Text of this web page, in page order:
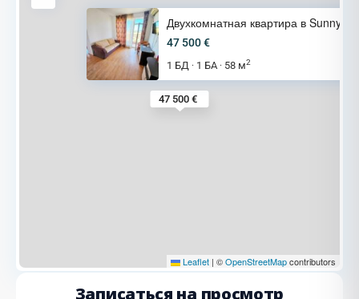
47 500 €
Двухкомнатная квартира в Sunny
47 500 €
1 БД · 1 БА · 58 м2
Leaflet | ©OpenStreetMapcontributors
Записаться на просмотр